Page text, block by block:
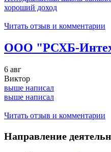
хороший доход
Читать отзыв и комментарии
ООО "РСХБ-
6 авг
Виктор
выше написал
выше написал
Читать отзыв и комментарии
Направление